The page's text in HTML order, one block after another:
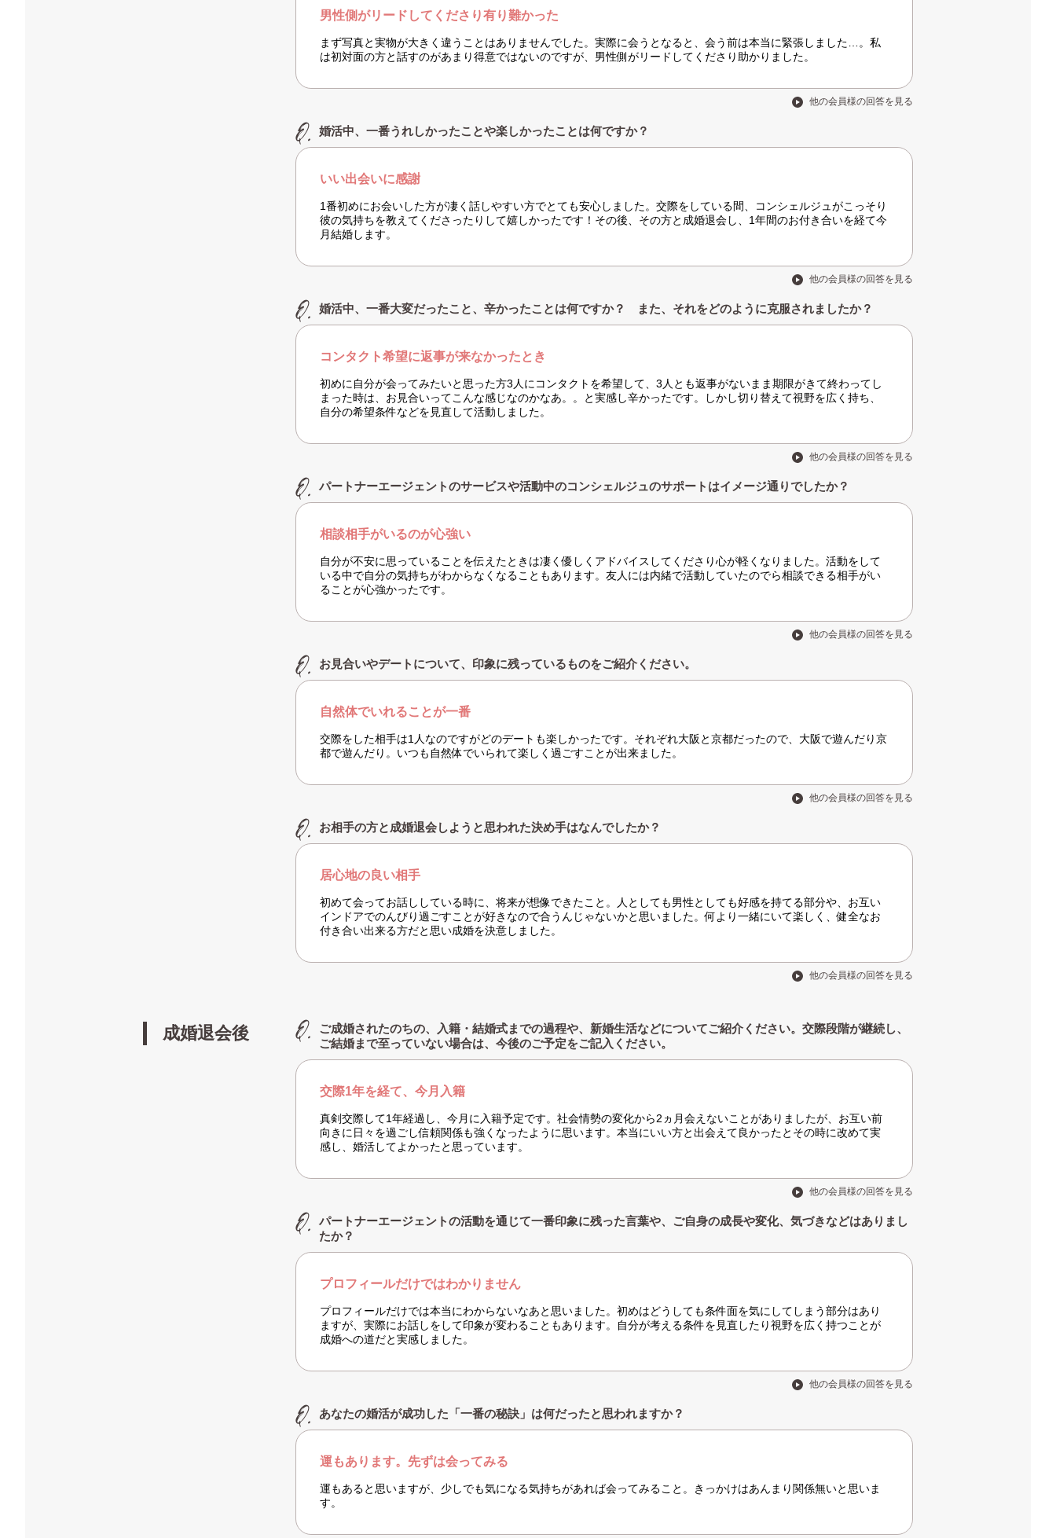
男性側がリードしてくださり有り難かった
まず写真と実物が大きく違うことはありませんでした。実際に会うとなると、会う前は本当に緊張しました…。私
は初対面の方と話すのがあまり得意ではないのですが、男性側がリードしてくださり助かりました。
他の会員様の回答を見る
婚活中、一番うれしかったことや楽しかったことは何ですか？
いい出会いに感謝
1番初めにお会いした方が凄く話しやすい方でとても安心しました。交際をしている間、コンシェルジュがこっそり
彼の気持ちを教えてくださったりして嬉しかったです！その後、その方と成婚退会し、1年間のお付き合いを経て今
月結婚します。
他の会員様の回答を見る
婚活中、一番大変だったこと、辛かったことは何ですか？ また、それをどのように克服されましたか？
コンタクト希望に返事が来なかったとき
初めに自分が会ってみたいと思った方3人にコンタクトを希望して、3人とも返事がないまま期限がきて終わってし
まった時は、お見合いってこんな感じなのかなあ。。と実感し辛かったです。しかし切り替えて視野を広く持ち、
自分の希望条件などを見直して活動しました。
他の会員様の回答を見る
パートナーエージェントのサービスや活動中のコンシェルジュのサポートはイメージ通りでしたか？
相談相手がいるのが心強い
自分が不安に思っていることを伝えたときは凄く優しくアドバイスしてくださり心が軽くなりました。活動をして
いる中で自分の気持ちがわからなくなることもあります。友人には内緒で活動していたのでら相談できる相手がい
ることが心強かったです。
他の会員様の回答を見る
お見合いやデートについて、印象に残っているものをご紹介ください。
自然体でいれることが一番
交際をした相手は1人なのですがどのデートも楽しかったです。それぞれ大阪と京都だったので、大阪で遊んだり京
都で遊んだり。いつも自然体でいられて楽しく過ごすことが出来ました。
他の会員様の回答を見る
お相手の方と成婚退会しようと思われた決め手はなんでしたか？
居心地の良い相手
初めて会ってお話ししている時に、将来が想像できたこと。人としても男性としても好感を持てる部分や、お互い
インドアでのんびり過ごすことが好きなので合うんじゃないかと思いました。何より一緒にいて楽しく、健全なお
付き合い出来る方だと思い成婚を決意しました。
他の会員様の回答を見る
成婚退会後
ご成婚されたのちの、入籍・結婚式までの過程や、新婚生活などについてご紹介ください。交際段階が継続し、
ご結婚まで至っていない場合は、今後のご予定をご記入ください。
交際1年を経て、今月入籍
真剣交際して1年経過し、今月に入籍予定です。社会情勢の変化から2ヵ月会えないことがありましたが、お互い前
向きに日々を過ごし信頼関係も強くなったように思います。本当にいい方と出会えて良かったとその時に改めて実
感し、婚活してよかったと思っています。
他の会員様の回答を見る
パートナーエージェントの活動を通じて一番印象に残った言葉や、ご自身の成長や変化、気づきなどはありまし
たか？
プロフィールだけではわかりません
プロフィールだけでは本当にわからないなあと思いました。初めはどうしても条件面を気にしてしまう部分はあり
ますが、実際にお話しをして印象が変わることもあります。自分が考える条件を見直したり視野を広く持つことが
成婚への道だと実感しました。
他の会員様の回答を見る
あなたの婚活が成功した「一番の秘訣」は何だったと思われますか？
運もあります。先ずは会ってみる
運もあると思いますが、少しでも気になる気持ちがあれば会ってみること。きっかけはあんまり関係無いと思いま
す。